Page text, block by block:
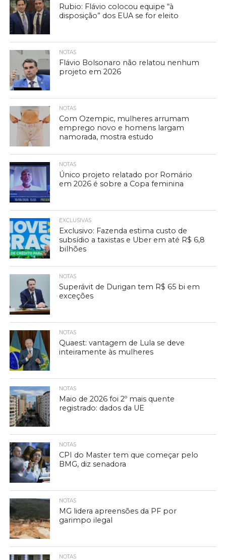
Rubio: Flávio colocou equipe “à
disposição” dos EUA se for eleito
NOTAS
Flávio Bolsonaro não relatou nenhum
projeto em 2026
NOTAS
Com Ozempic, mulheres arrumam
emprego novo e homens largam
namorada, mostra estudo
NOTAS
Único projeto relatado por Romário
em 2026 é sobre a Copa feminina
EXCLUSIVAS
Exclusivo: Fazenda estima custo de
subsídio a taxistas e Uber em até R$ 6,8
bilhões
NOTAS
Superávit de Durigan tem R$ 65 bi em
exceções
NOTAS
Quaest: vantagem de Lula se deve
inteiramente às mulheres
NOTAS
Maio de 2026 foi 2º mais quente
registrado: dados da UE
NOTAS
CPI do Master tem que começar pelo
BMG, diz senadora
NOTAS
MG lidera apreensões da PF por
garimpo ilegal
NOTAS